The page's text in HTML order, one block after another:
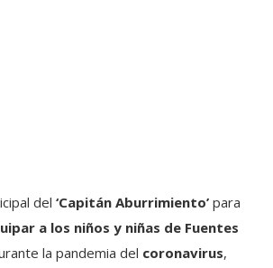
del ‘Capitán Aburrimiento’ para
a los niños y niñas de Fuentes
la pandemia del coronavirus,